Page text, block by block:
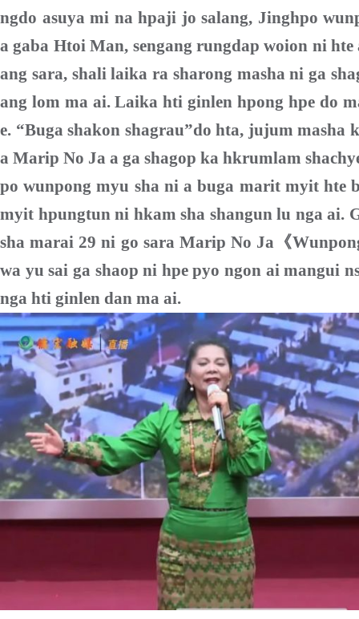
ngdo asuya mi na hpaji jo salang, Jinghpo
a gaba Htoi Man, sengang rungdap woion ni
ang sara, shali laika ra sharong masha ni ga
ang lom ma ai. Laika hti ginlen hpong hpe do
e. “Buga shakon shagrau”do hta, jujum masha
a Marip No Ja a ga shagop ka hkrumlam
po wunpong myu sha ni a buga marit myit hte
myit hpungtun ni hkam sha shangun lu nga ai.
sha marai 29 ni go sara Marip No Ja 《
wa yu sai ga shaop ni hpe pyo ngon ai mangui
nga hti ginlen dan ma ai.